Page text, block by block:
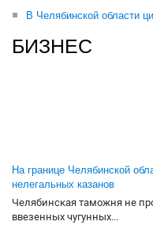
В Челябинской области
БИЗНЕС
На границе Челябинской
нелегальных казанов
Челябинская таможня не
ввезенных чугунных...